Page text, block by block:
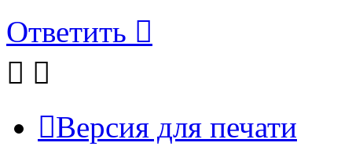
Ответить
Версия для печати